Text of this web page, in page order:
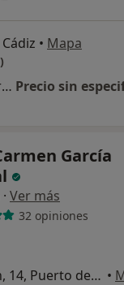
• Mapa
Primera visita Cirugía Oral y Maxilofacial Precio sin
García
· Ver más
32 opiniones
Avenida de la Diputación, 14, Puerto de Santa Maria, El •